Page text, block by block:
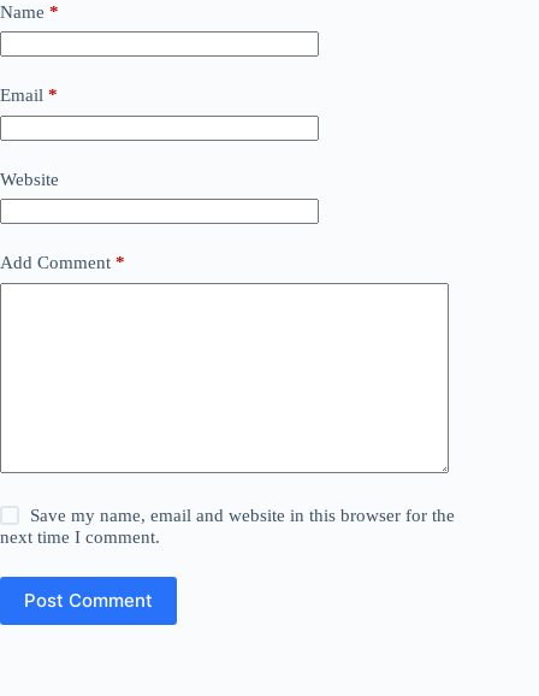
Name *
Email *
Website
Add Comment *
Save my name, email and website in this browser for the
next time I comment.
Post Comment